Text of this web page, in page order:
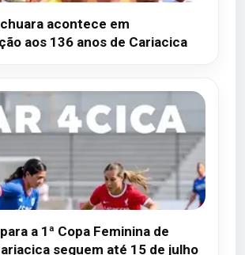
acontece em
aos 136 anos de Cariacica
a 1ª Copa Feminina de
seguem até 15 de julho